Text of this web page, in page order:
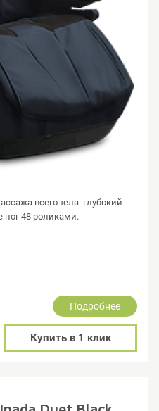
всего тела: глубокий
48 роликами.
Подробнее
Купить в 1 клик